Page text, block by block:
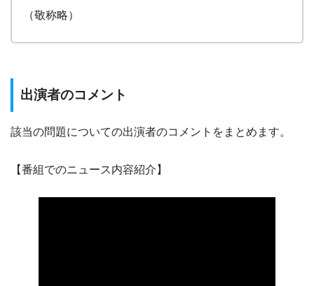
（敬称略）
出演者のコメント
該当の問題についての出演者のコメントをまとめます。
【番組でのニュース内容紹介】